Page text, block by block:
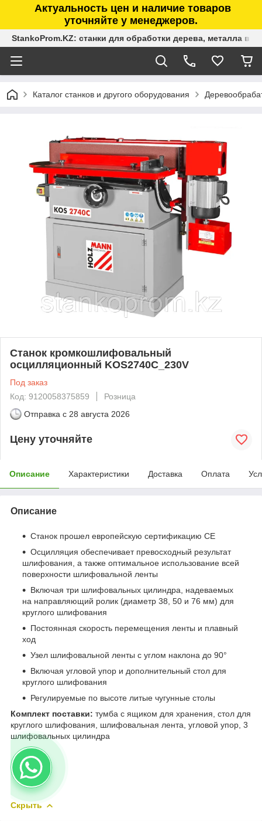
Актуальность цен и наличие товаров
уточняйте у менеджеров.
StankoProm.KZ: станки для обработки дерева, металла в
Каталог станков и другого оборудования
Станок кромкошлифовальный
осцилляционный KOS2740C_230V
Под заказ
Код: 9120058375859
Розница
Отправка с 28 августа 2026
Цену уточняйте
Описание Характеристики Доставка Оплата
Описание
Станок прошел европейскую сертификацию СЕ
Осцилляция обеспечивает превосходный результат
шлифования, а также оптимальное использование всей
поверхности шлифовальной ленты
Включая три шлифовальных цилиндра, надеваемых
на направляющий ролик (диаметр 38, 50 и 76 мм) для
круглого шлифования
Постоянная скорость перемещения ленты и плавный
ход
Узел шлифовальной ленты с углом наклона до 90°
Включая угловой упор и дополнительный стол для
круглого шлифования
Регулируемые по высоте литые чугунные столы
Комплект поставки: тумба с ящиком для хранения, стол для
круглого шлифования, шлифовальная лента, угловой упор, 3
шлифовальных цилиндра
Скрыть